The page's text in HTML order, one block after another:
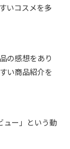
いコスメを多
の感想をあり
い商品紹介を
ュー」という動